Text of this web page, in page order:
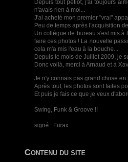
Depuis tout petiot, j'ai toujours
n'avais rien à moi...
J'ai acheté mon premier "vrai"
Peu de temps après l'acquisition
Un collègue de bureau s'est mis
faire ces photos ! La nouvelle
cela m'a mis l'eau à la bouche...
Depuis le mois de Juillet 2009, je
Donc voilà, merci à Arnaud et à
Je n'y connais pas grand chose
Après tout, les photos sont faites
Et puis je fais ce que je veux
Swing, Funk & Groove !!
signé : Furax
Contenu du site